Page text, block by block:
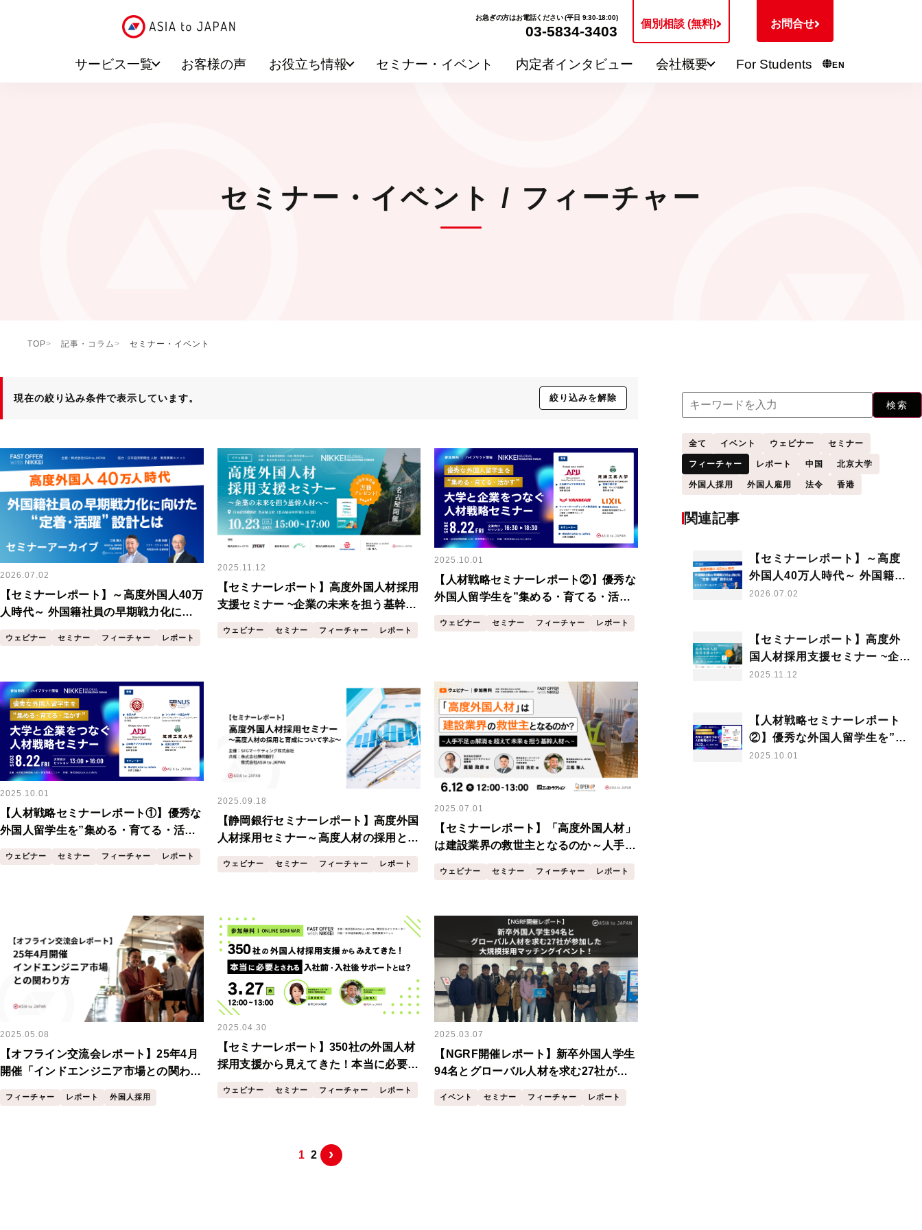
お急ぎの方はお電話ください (平日 9:30-18:00)
03-5834-3403 個別相談 (無料) お問合せ
サービス一覧 お客様の声 お役立ち情報 セミナー・イベント 内定者インタビュー 会社概要 For Students EN
セミナー・イベント / フィーチャー
TOP 記事・コラム セミナー・イベント
現在の絞り込み条件で表示しています。 絞り込みを解除
2026.07.02
【セミナーレポート】～高度外国人40万
人時代～ 外国籍社員の早期戦力化に向
けた“定着・活躍”設計とは
ウェビナー セミナー フィーチャー レポート
2025.11.12
【セミナーレポート】高度外国人材採用
支援セミナー ~企業の未来を担う基幹人
材へ~
ウェビナー セミナー フィーチャー レポート
2025.10.01
【人材戦略セミナーレポート②】優秀な
外国人留学生を”集める・育てる・活か
す” 大学と企業をつなぐ人材戦略セミナ
ー（企業向けセッション）
ウェビナー セミナー フィーチャー レポート
2025.10.01
【人材戦略セミナーレポート①】優秀な
外国人留学生を”集める・育てる・活か
す” 大学と企業をつなぐ人材戦略セミナ
ー​（大学向けセッション）
ウェビナー セミナー フィーチャー レポート
2025.09.18
【静岡銀行セミナーレポート】高度外国
人材採用セミナー～高度人材の採用と育
成について学ぶ～
ウェビナー セミナー フィーチャー レポート
2025.07.01
【セミナーレポート】「高度外国人材」
は建設業界の救世主となるのか～人手不
足の解消を超えて、未来を担う基幹人材
へ〜
ウェビナー セミナー フィーチャー レポート
2025.05.08
【オフライン交流会レポート】25年4月
開催「インドエンジニア市場との関わり
方」
フィーチャー レポート 外国人採用
2025.04.30
【セミナーレポート】350社の外国人材
採用支援から見えてきた！本当に必要と
される入社前・入社後サポートとは？
ウェビナー セミナー フィーチャー レポート
2025.03.07
【NGRF開催レポート】新卒外国人学生
94名とグローバル人材を求む27社が参
加した大規模採用マッチングイベント！
イベント セミナー フィーチャー レポート
1 2 ›
検索
全て イベント ウェビナー セミナー
フィーチャー レポート 中国 北京大学
外国人採用 外国人雇用 法令 香港
関連記事
【セミナーレポート】～高度
外国人40万人時代～ 外国籍社
員の早期戦力化に向けた“定
2026.07.02
【セミナーレポート】高度外
国人材採用支援セミナー ~企業
の未来を担う基幹人材へ~
2025.11.12
【人材戦略セミナーレポート
②】優秀な外国人留学生を”集
める・育てる・活かす” 大学と
2025.10.01